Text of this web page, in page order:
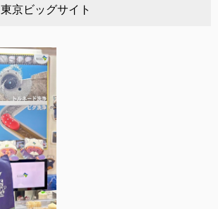
東京ビッグサイト